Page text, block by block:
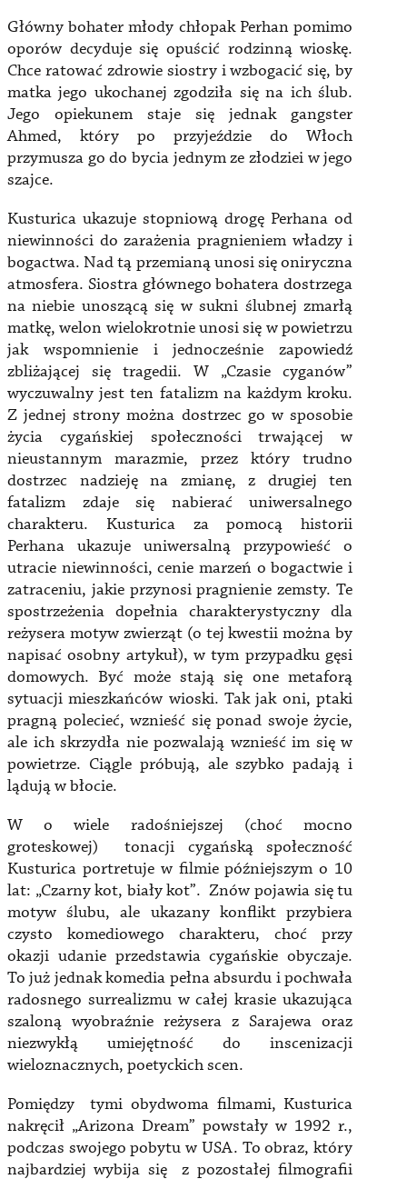
Główny bohater młody chłopak Perhan pomimo
oporów decyduje się opuścić rodzinną wioskę.
Chce ratować zdrowie siostry i wzbogacić się, by
matka jego ukochanej zgodziła się na ich ślub.
Jego opiekunem staje się jednak gangster
Ahmed, który po przyjeździe do Włoch
przymusza go do bycia jednym ze złodziei w jego
szajce.
Kusturica ukazuje stopniową drogę Perhana od
niewinności do zarażenia pragnieniem władzy i
bogactwa. Nad tą przemianą unosi się oniryczna
atmosfera. Siostra głównego bohatera dostrzega
na niebie unoszącą się w sukni ślubnej zmarłą
matkę, welon wielokrotnie unosi się w powietrzu
jak wspomnienie i jednocześnie zapowiedź
zbliżającej się tragedii. W „Czasie cyganów”
wyczuwalny jest ten fatalizm na każdym kroku.
Z jednej strony można dostrzec go w sposobie
życia cygańskiej społeczności trwającej w
nieustannym marazmie, przez który trudno
dostrzec nadzieję na zmianę, z drugiej ten
fatalizm zdaje się nabierać uniwersalnego
charakteru. Kusturica za pomocą historii
Perhana ukazuje uniwersalną przypowieść o
utracie niewinności, cenie marzeń o bogactwie i
zatraceniu, jakie przynosi pragnienie zemsty. Te
spostrzeżenia dopełnia charakterystyczny dla
reżysera motyw zwierząt (o tej kwestii można by
napisać osobny artykuł), w tym przypadku gęsi
domowych. Być może stają się one metaforą
sytuacji mieszkańców wioski. Tak jak oni, ptaki
pragną polecieć, wznieść się ponad swoje życie,
ale ich skrzydła nie pozwalają wznieść im się w
powietrze. Ciągle próbują, ale szybko padają i
lądują w błocie.
W o wiele radośniejszej (choć mocno
groteskowej) tonacji cygańską społeczność
Kusturica portretuje w filmie późniejszym o 10
lat: „Czarny kot, biały kot”. Znów pojawia się tu
motyw ślubu, ale ukazany konflikt przybiera
czysto komediowego charakteru, choć przy
okazji udanie przedstawia cygańskie obyczaje.
To już jednak komedia pełna absurdu i pochwała
radosnego surrealizmu w całej krasie ukazująca
szaloną wyobraźnie reżysera z Sarajewa oraz
niezwykłą umiejętność do inscenizacji
wieloznacznych, poetyckich scen.
Pomiędzy tymi obydwoma filmami, Kusturica
nakręcił „Arizona Dream” powstały w 1992 r.,
podczas swojego pobytu w USA. To obraz, który
najbardziej wybija się z pozostałej filmografii